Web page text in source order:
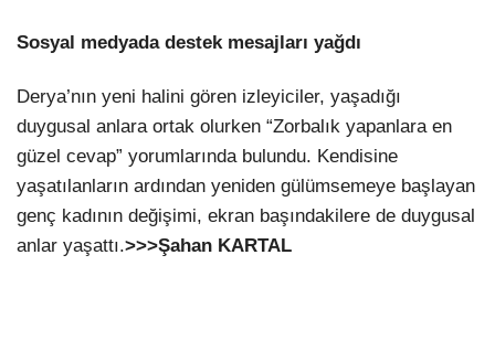
Sosyal medyada destek mesajları yağdı
Derya’nın yeni halini gören izleyiciler, yaşadığı
duygusal anlara ortak olurken “Zorbalık yapanlara en
güzel cevap” yorumlarında bulundu. Kendisine
yaşatılanların ardından yeniden gülümsemeye başlayan
genç kadının değişimi, ekran başındakilere de duygusal
anlar yaşattı.>>>Şahan KARTAL